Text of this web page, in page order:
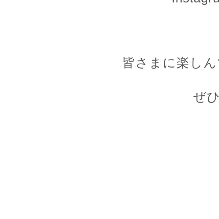
皆さまに楽し
ぜ